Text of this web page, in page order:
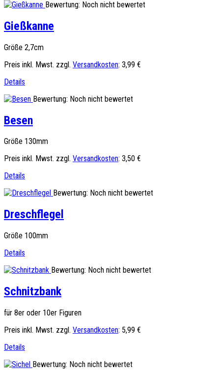
Bewertung: Noch nicht bewertet
Gießkanne
Größe 2,7cm
Preis inkl. Mwst. zzgl. Versandkosten: 3,99 €
Details
Bewertung: Noch nicht bewertet
Besen
Größe 130mm
Preis inkl. Mwst. zzgl. Versandkosten: 3,50 €
Details
Bewertung: Noch nicht bewertet
Dreschflegel
Größe 100mm
Details
Bewertung: Noch nicht bewertet
Schnitzbank
für 8er oder 10er Figuren
Preis inkl. Mwst. zzgl. Versandkosten: 5,99 €
Details
Bewertung: Noch nicht bewertet